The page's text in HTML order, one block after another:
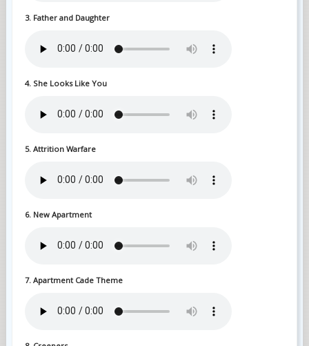
3. Father and Daughter
4. She Looks Like You
5. Attrition Warfare
6. New Apartment
7. Apartment Cade Theme